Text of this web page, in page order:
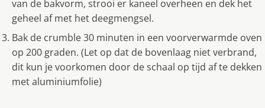
van de bakvorm, strooi er kaneel overheen en dek het
geheel af met het deegmengsel.
Bak de crumble 30 minuten in een voorverwarmde oven
op 200 graden. (Let op dat de bovenlaag niet verbrand,
dit kun je voorkomen door de schaal op tijd af te dekken
met aluminiumfolie)